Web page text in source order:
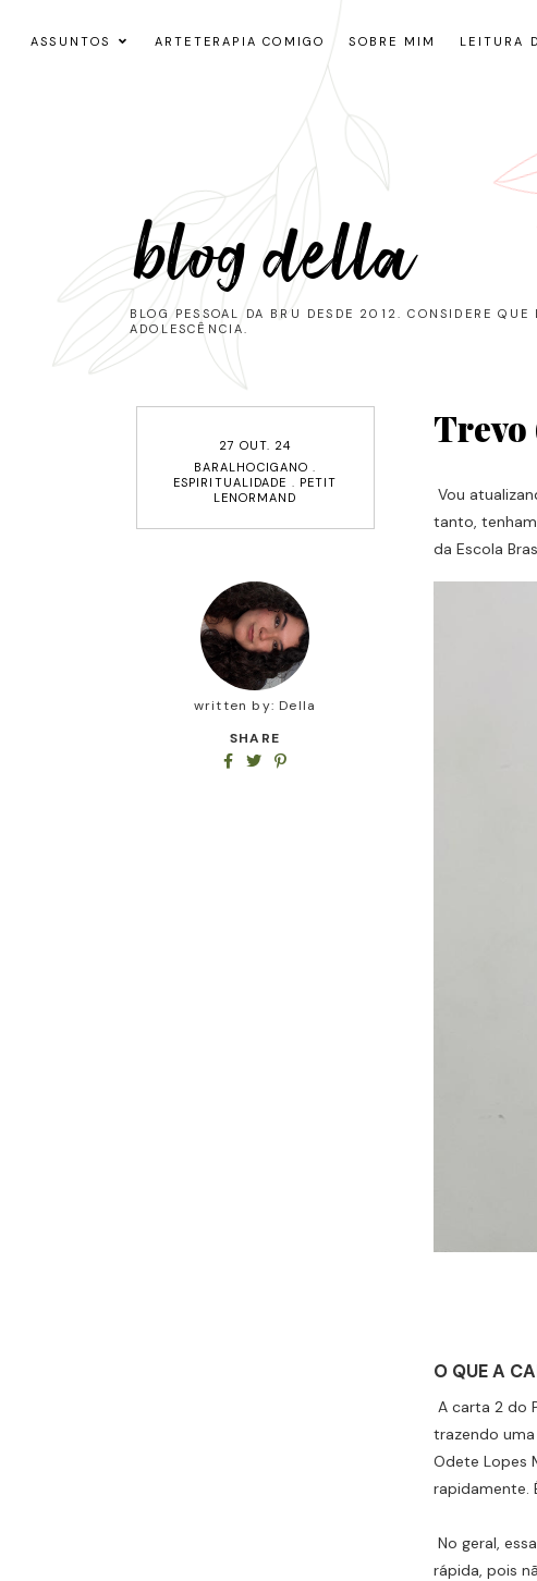
ASSUNTOS ARTETERAPIA COMIGO SOBRE MIM LEITURA
blog della
BLOG PESSOAL DA BRU DESDE 2012. CONSIDERE
ADOLESCÊNCIA.
27 OUT. 24
BARALHOCIGANO .
ESPIRITUALIDADE . PETIT
LENORMAND
Vou
tanto,
da Escola
O QUE A
A carta 2 do
trazendo
Odete Lopes
rapidamente.
No geral,
rápida, pois
written by: Della
SHARE